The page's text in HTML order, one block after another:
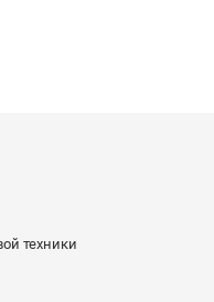
техники